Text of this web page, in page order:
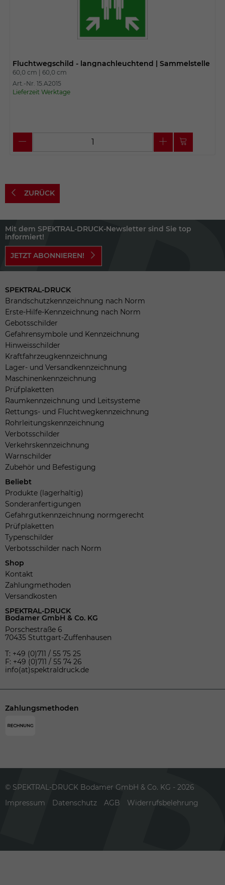
Fluchtwegschild - langnachleuchtend | Sammelstelle
60,0 cm | 60,0 cm
Art.-Nr. 15.A2015
Lieferzeit Werktage
ZURÜCK
Mit dem SPEKTRAL-DRUCK-Newsletter sind Sie top
informiert!
JETZT ABONNIEREN!
SPEKTRAL-DRUCK
Brandschutzkennzeichnung nach Norm
Erste-Hilfe-Kennzeichnung nach Norm
Gebotsschilder
Gefahrensymbole und Kennzeichnung
Hinweisschilder
Kraftfahrzeugkennzeichnung
Lager- und Versandkennzeichnung
Maschinenkennzeichnung
Prüfplaketten
Raumkennzeichnung und Leitsysteme
Rettungs- und Fluchtwegkennzeichnung
Rohrleitungskennzeichnung
Verbotsschilder
Verkehrskennzeichnung
Warnschilder
Zubehör und Befestigung
Beliebt
Produkte (lagerhaltig)
Sonderanfertigungen
Gefahrgutkennzeichnung normgerecht
Prüfplaketten
Typenschilder
Verbotsschilder nach Norm
Shop
Kontakt
Zahlungmethoden
Versandkosten
SPEKTRAL-DRUCK
Bodamer GmbH & Co. KG
Porschestraße 6
70435 Stuttgart-Zuffenhausen
T: +49 (0)711 / 55 75 25
F: +49 (0)711 / 55 74 26
info(at)spektraldruck.de
Zahlungsmethoden
© SPEKTRAL-DRUCK Bodamer GmbH & Co. KG - 2026
Impressum
Datenschutz AGB Widerrufsbelehrung